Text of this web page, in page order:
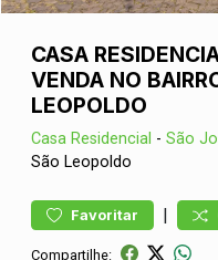
CASA
VENDA NO
LEOPOLDO
Casa Residencial - São
São Leopoldo
Favoritar |
Compartilhe: